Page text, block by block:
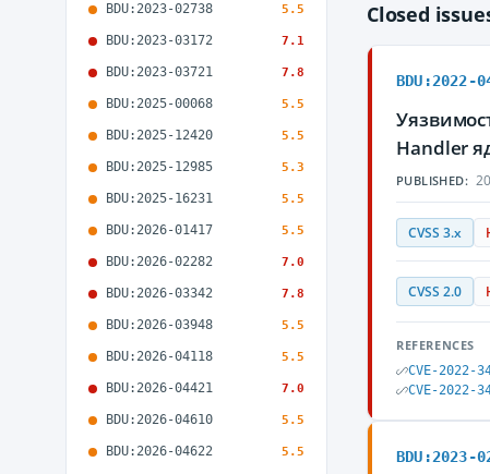
BDU:2023-02738 5.5
BDU:2023-03172 7.1
BDU:2023-03721 7.8
BDU:2025-00068 5.5
BDU:2025-12420 5.5
BDU:2025-12985 5.3
BDU:2025-16231 5.5
BDU:2026-01417 5.5
BDU:2026-02282 7.0
BDU:2026-03342 7.8
BDU:2026-03948 5.5
BDU:2026-04118 5.5
BDU:2026-04421 7.0
BDU:2026-04610 5.5
BDU:2026-04622 5.5
Closed
BDU:2022-
Handler
PUBLISHED:
CVSS 3.x
CVSS 2.0
REFERENCES
CVE-2022-
CVE-2022-
BDU:2023-